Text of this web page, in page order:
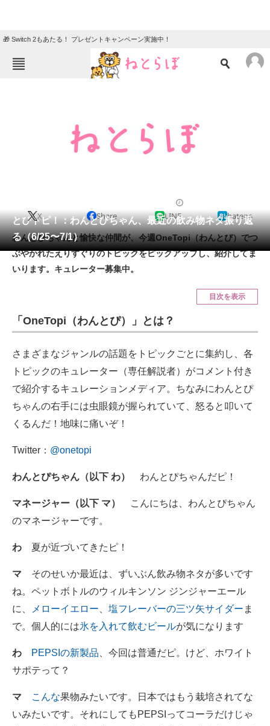
🎁 Switch 2もあたる！ プレゼントキャンペーン実施中！
クイズ
地域
会員記事
メディア
注目記事を集めた総合ページ
スマホと通信の最新トレンド
進化するPCとデバイスの未来
好きが集まる 比べて選べる
ビジネスと働き方のヒント
AI活用のいまが分かる
企業ITのトレンドを詳説
経営リーダーのコミュニティ
マーケ×ITの今がよく分かる
企業向けIT製品の総合サイト
IT製品の技術・比較・事例
製造業のIT導入・活用を支援
モノづくり技術者専門サイト
エレクトロニクス専門サイト
エネルギーの専門メディア
とぴトピ！：わんとぴちゃん、最近の飲み物ネタ振り返
る（6/25〜7/1）
X Share LINE hatena
わんとぴちゃんと愉快な仲間が、今週OneTopi（わんとぴ）でつ
ぶやかれたえりすぐりのトピックをピックアップし、紹介してま
いります。キュレーター募集中。
目次を表示
「OneTopi（わんとぴ）」とは？
さまざまなジャンルの話題をトピックごとに集約し、各
トピックのキュレーター（専任解説者）がコメント付き
で紹介するキュレーションメディア。ちなみにわんとぴ
ちゃんの右手には虫眼鏡が握られていて、怒ると叩いて
くるんだ！地味に痛いぞ！
Twitter： @onetopi
わんとぴちゃん（以下 わ） わんとぴちゃんだピ！
マネージャー（以下 マ）
こんにちは、わんとぴちゃん
のマネージャーです。
わ 夏が近づいてきたピ！
マ そのせいか最近は、ずいぶん飲み物ネタが多いです
ね。ペットボトルのウィルキンソン ジンジャーエール
に、
メローイエロー 塩フレーバーの三ツ矢サイダー ま
で。個人的には氷を入れて飲むビールが気になります
わ PEPSIの新製品 、今回は普通だピ。けど、ホワイト
サポテって？
マ こんな果物みたいです。日本ではもう栽培されてな
いみたいです。それにしてもPEPSIってコーラだけじゃ